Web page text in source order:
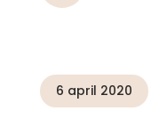
6 april 2020